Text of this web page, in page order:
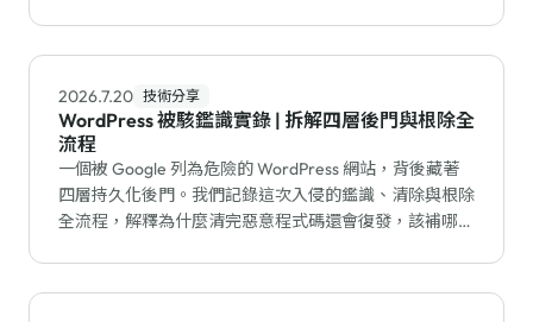
2026.7.20 技術分享
WordPress 被駭鑑識實錄 | 拆解四層後門與根除全
流程
一個被 Google 列為危險的 WordPress 網站，背後藏著
四層持久化後門。我們記錄這次入侵的鑑識、清除與根除
全流程，解釋為什麼清完惡意程式碼還會復發，該補哪個